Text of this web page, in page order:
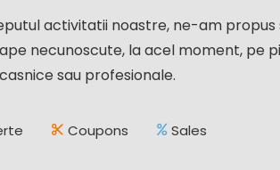
activitatii noastre, ne-am
necunoscute, la acel moment, pe
sau profesionale.
Coupons Sales